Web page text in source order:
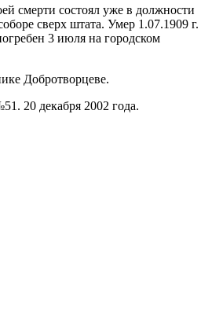
смерти состоял уже в должности
сверх штата. Умер 1.07.1909 г.
3 июля на городском
Добротворцеве.
20 декабря 2002 года.